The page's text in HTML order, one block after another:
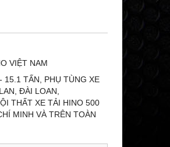
VIỆT NAM
15.1 TẤN, PHỤ TÙNG XE
ĐÀI LOAN,
THẤT XE TẢI HINO 500
MINH VÀ TRÊN TOÀN